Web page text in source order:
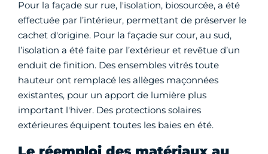
Pour la façade sur rue, l'isolation, biosourcée, a été
effectuée par l’intérieur, permettant de préserver le
cachet d'origine. Pour la façade sur cour, au sud,
l’isolation a été faite par l’extérieur et revêtue d’un
enduit de finition. Des ensembles vitrés toute
hauteur ont remplacé les allèges maçonnées
existantes, pour un apport de lumière plus
important l'hiver. Des protections solaires
extérieures équipent toutes les baies en été.